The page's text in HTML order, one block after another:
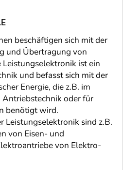
beschäftigen sich mit der
und Übertragung von
Leistungselektronik ist ein
und befasst sich mit der
Energie, die z.B. im
Antriebstechnik oder für
benötigt wird.
Leistungselektronik sind z.B.
von Eisen- und
von Elektro-